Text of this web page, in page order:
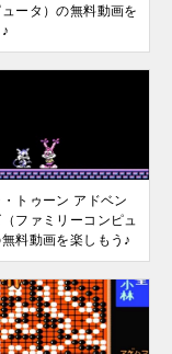
ータ）の無料動画を
トゥーン アドベン
ファミリーコンピュ
料動画を楽しもう♪